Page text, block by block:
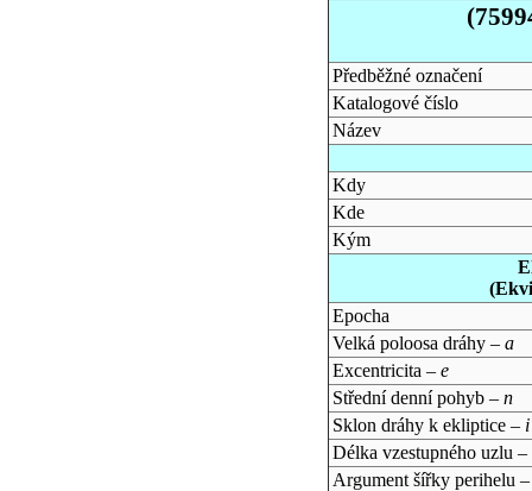
Předběžné označení
Katalogové číslo
Název
Kdy
Kde
Kým
Epocha
Velká poloosa dráhy – a
Excentricita – e
Střední denní pohyb – n
Sklon dráhy k ekliptice – i
Délka vzestupného uzlu –
Argument šířky perihelu